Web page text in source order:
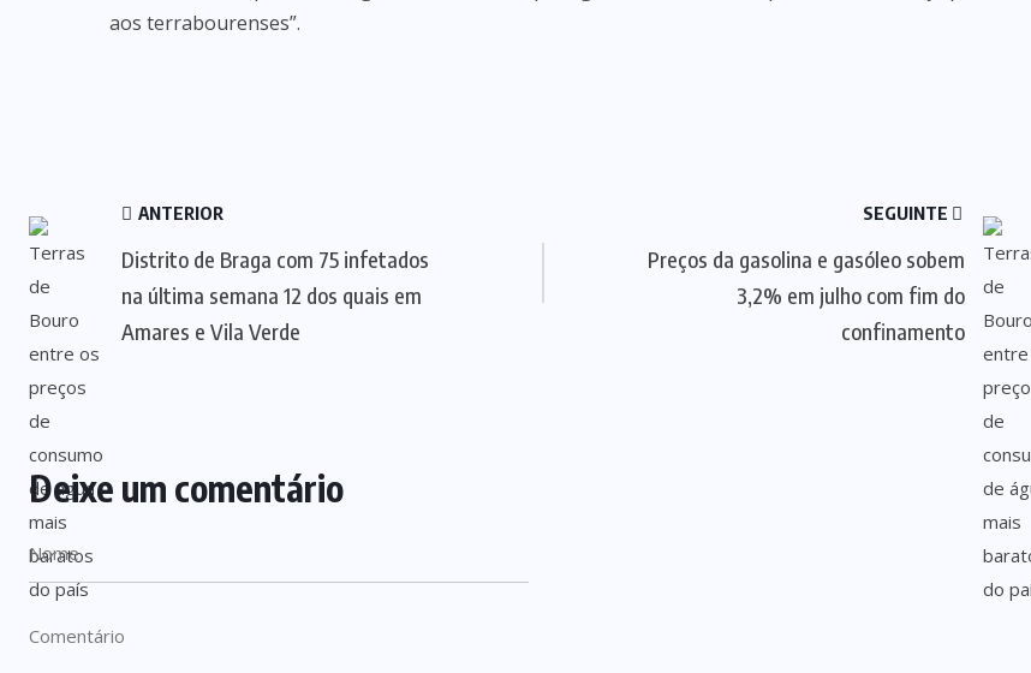
aos terrabourenses”.
ANTERIOR
Distrito de Braga com 75 infetados
na última semana 12 dos quais em
Amares e Vila Verde
SEGUINTE
Preços da gasolina e gasóleo sobem
3,2% em julho com fim do
confinamento
Deixe um comentário